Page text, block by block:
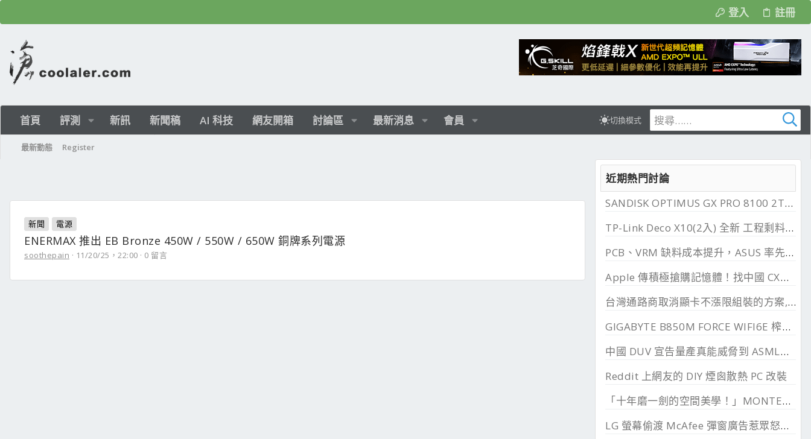
登入 註冊
首頁 評測 新訊 新聞稿 AI 科技 網友開箱 討論區 最新消息 會員 切換模式
最新動態 Register
新聞 電源
ENERMAX 推出 EB Bronze 450W / 550W / 650W 銅牌系列電源
soothepain 11/20/25，22:00 0 留言
近期熱門討論
SANDISK OPTIMUS GX PRO 8100 2TB 與 850X 2TB 開箱, PCIe 5.0 與 4.0 效能比較
TP-Link Deco X10(2入) 全新 工程剩料 可店到店 免運費
PCB、VRM 缺料成本提升，ASUS 率先調漲主機板
Apple 傳積極搶購記憶體！找中國 CXMT 談價格碰壁
台灣通路商取消顯卡不漲限組裝的方案, 直漲 20~45%
GIGABYTE B850M FORCE WIFI6E 榨乾長鑫24G DDR
中國 DUV 宣告量產真能威脅到 ASML？外媒稱相差甚遠
Reddit 上網友的 DIY 煙囪散熱 PC 改裝
「十年磨一劍的空間美學！」MONTECH TEN 模組化機殼百變開箱 I3 模式實裝分享
LG 螢幕偷渡 McAfee 彈窗廣告惹眾怒，微軟出手制止